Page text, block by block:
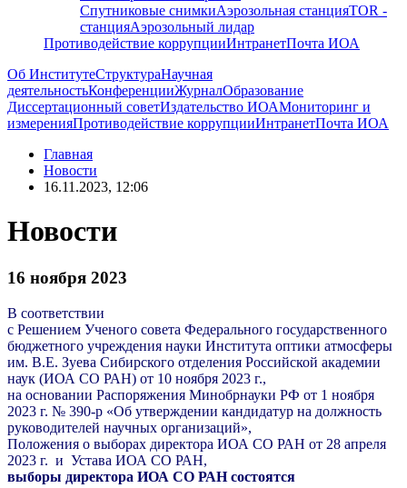
Спутниковые снимкиАэрозольная станцияTOR -
станцияАэрозольный лидар
Противодействие коррупцииИнтранетПочта ИОА
Об ИнститутеСтруктураНаучная
деятельностьКонференцииЖурналОбразование
Диссертационный советИздательство ИОАМониторинг и
измеренияПротиводействие коррупцииИнтранетПочта ИОА
Главная
Новости
16.11.2023, 12:06
Новости
16 ноября 2023
В соответствии
с Решением Ученого совета Федерального государственного
бюджетного учреждения науки Института оптики атмосферы
им. В.Е. Зуева Сибирского отделения Российской академии
наук (ИОА СО РАН) от 10 ноября 2023 г.,
на основании Распоряжения Минобрнауки РФ от 1 ноября
2023 г. № 390-р «Об утверждении кандидатур на должность
руководителей научных организаций»,
Положения о выборах директора ИОА СО РАН от 28 апреля
2023 г. и Устава ИОА СО РАН,
выборы директора ИОА СО РАН состоятся